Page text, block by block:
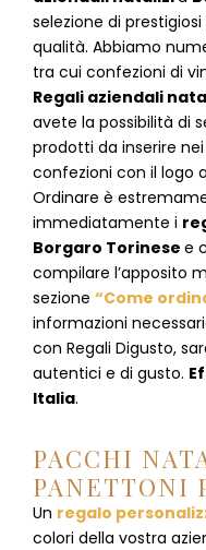
selezione di
qualità. Abbiamo
tra cui confezioni di
Regali aziendali
avete la possibilità di
prodotti da inserire
confezioni con il logo
Ordinare è
immediatamente i
Borgaro Torinese e
compilare l’apposito
sezione “Come
informazioni
con Regali Digusto,
autentici e di gusto.
Italia.
PACCHI
PANETTONI
Un regalo
colori della vostra